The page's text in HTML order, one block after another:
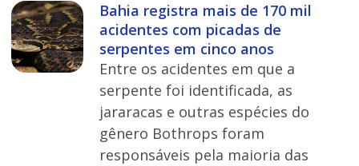
Bahia registra mais de 170 mil
acidentes com picadas de
serpentes em cinco anos
Entre os acidentes em que a
serpente foi identificada, as
jararacas e outras espécies do
gênero Bothrops foram
responsáveis pela maioria das